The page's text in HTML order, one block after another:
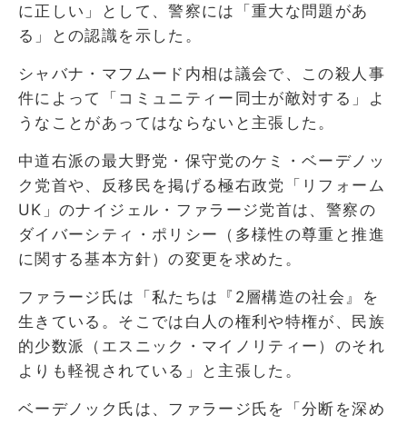
に正しい」として、警察には「重大な問題があ
る」との認識を示した。
シャバナ・マフムード内相は議会で、この殺人事
件によって「コミュニティー同士が敵対する」よ
うなことがあってはならないと主張した。
中道右派の最大野党・保守党のケミ・ベーデノッ
ク党首や、反移民を掲げる極右政党「リフォーム
UK」のナイジェル・ファラージ党首は、警察の
ダイバーシティ・ポリシー（多様性の尊重と推進
に関する基本方針）の変更を求めた。
ファラージ氏は「私たちは『2層構造の社会』を
生きている。そこでは白人の権利や特権が、民族
的少数派（エスニック・マイノリティー）のそれ
よりも軽視されている」と主張した。
ベーデノック氏は、ファラージ氏を「分断を深め